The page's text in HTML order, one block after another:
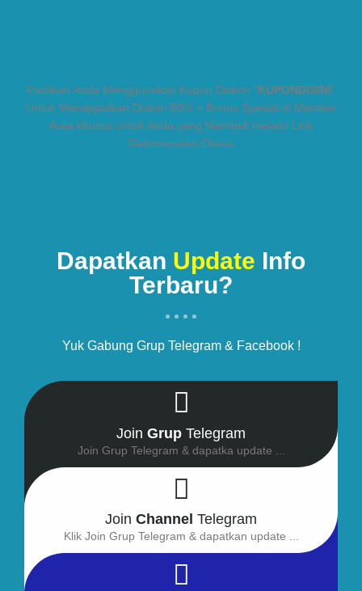
Pastikan Anda Menggunakan Kupon Diskon “KUPONDISINI”
Untuk Mendapatkan Diskon 50% + Bonus Spesial di Member
Area khusus untuk Anda yang Membeli melalui Link
Rekomendasi Diatas
Dapatkan Update Info
Terbaru?
Yuk Gabung Grup Telegram & Facebook !
Join Grup Telegram
Join Grup Telegram & dapatka update ...
Join Channel Telegram
Klik Join Grup Telegram & dapatkan update ...